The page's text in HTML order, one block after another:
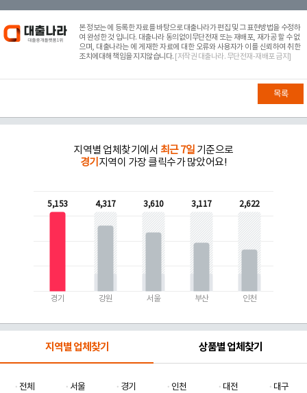
본 정보는에 등록한 자료를 바탕으로 대출나라가 편집 및 그 표현방법을 수정하
여 완성한 것 입니다. 대출나라 동의없이무단전재 또는 재배포, 재가공 할 수 없
으며, 대출나라는 에 게재한 자료에 대한 오류와 사용자가 이를 신뢰하여 취한
조치에대해 책임을 지지않습니다. [저작권 대출나라. 무단전재-재배포 금지]
목록
지역별 업체찾기에서 최근 7일 기준으로
경기 지역이 가장 클릭수가 많았어요!
5,153
경기
4,317
강원
3,610
서울
3,117
부산
2,622
인천
지역별 업체찾기 상품별 업체찾기
전체 서울 경기 인천 대전
대구